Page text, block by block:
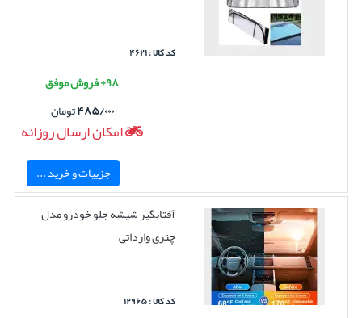
کد کالا : ۴۶۲۱
۹۸+ فروش موفق
۴۸۵/۰۰۰تومان
امکان ارسال روزانه
جزییات و خرید ...
آفتابگیر شیشه جلو خودرو مدل
چتری وارداتی
کد کالا : ۱۲۹۶۵